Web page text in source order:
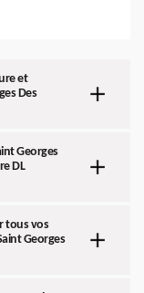
et
Des
Georges
DL
tous vos
Georges